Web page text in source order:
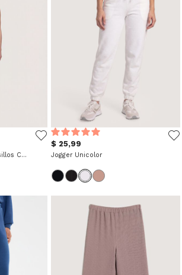
Pantalón Jogger con Bolsillos Cargo
$ 25,99
Jogger Unicolor